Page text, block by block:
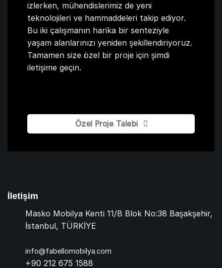
izlerken, mühendislerimiz de yeni
teknolojileri ve hammaddeleri takip ediyor.
Bu iki çalışmanın harika bir senteziyle
yaşam alanlarınızı yeniden şekillendiriyoruz.
Tamamen size özel bir proje için şimdi
iletişime geçin.
Özel Proje Talebi
İletişim
Masko Mobilya Kenti 11/B Blok No:38 Başakşehir,
İstanbul, TÜRKİYE
info@fabellomobilya.com
+90 212 675 1588